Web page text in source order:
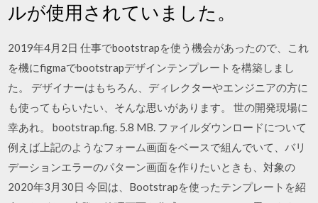
ルが使用されていました。
2019年4月2日 仕事でbootstrapを使う機会があったので、これ
を機にfigmaでbootstrapデザインテンプレートを構築しまし
た。 デザイナーはもちろん、ディレクターやエンジニアの方に
も使ってもらいたい、そんな思いがあります。 世の開発現場に
幸あれ。 bootstrap.fig. 5.8 MB. ファイルダウンロードについて
例えば上記のようなフォーム画面をベースで組んでいて、バリ
デーションエラーのパターン画面を作りたいときも、対象の
2020年3月30日 今回は、Bootstrapを使ったテンプレートを紹